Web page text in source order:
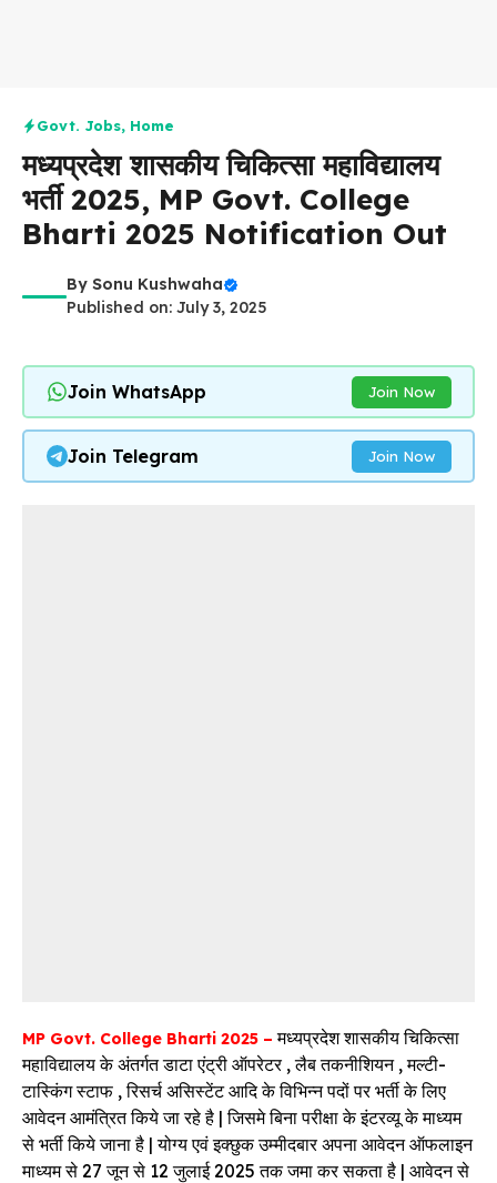
Govt. Jobs, Home
मध्यप्रदेश शासकीय चिकित्सा महाविद्यालय
भर्ती 2025, MP Govt. College
Bharti 2025 Notification Out
By Sonu Kushwaha
Published on: July 3, 2025
Join WhatsApp Join Now
Join Telegram Join Now
MP Govt. College Bharti 2025 –मध्यप्रदेश शासकीय चिकित्सा
महाविद्यालय के अंतर्गत डाटा एंट्री ऑपरेटर , लैब तकनीशियन , मल्टी-
टास्किंग स्टाफ , रिसर्च असिस्टेंट आदि के विभिन्न पदों पर भर्ती के लिए
आवेदन आमंत्रित किये जा रहे है | जिसमे बिना परीक्षा के इंटरव्यू के माध्यम
से भर्ती किये जाना है | योग्य एवं इक्छुक उम्मीदबार अपना आवेदन ऑफलाइन
माध्यम से 27 जून से 12 जुलाई 2025 तक जमा कर सकता है | आवेदन से